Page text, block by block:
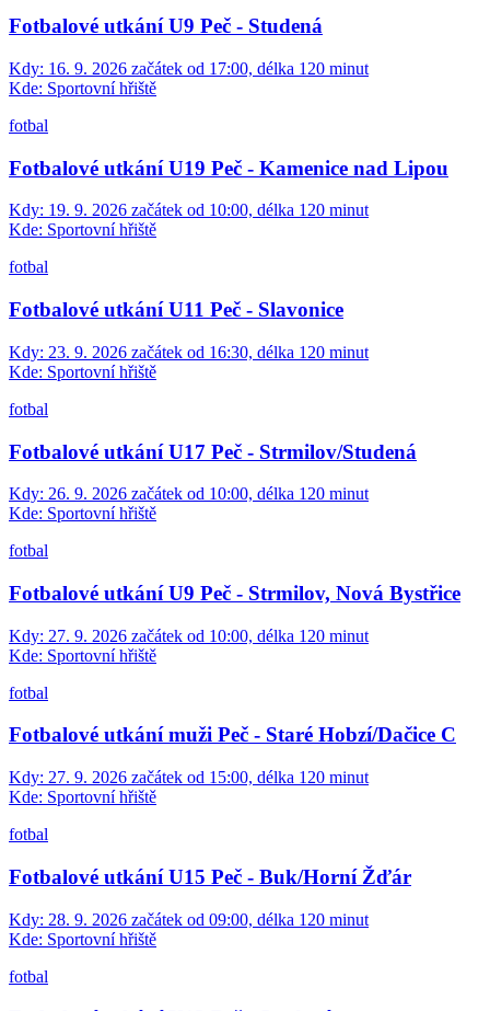
Fotbalové utkání U9 Peč - Studená
Kdy: 16. 9. 2026 začátek od 17:00, délka 120 minut
Kde: Sportovní hřiště
fotbal
Fotbalové utkání U19 Peč - Kamenice nad Lipou
Kdy: 19. 9. 2026 začátek od 10:00, délka 120 minut
Kde: Sportovní hřiště
fotbal
Fotbalové utkání U11 Peč - Slavonice
Kdy: 23. 9. 2026 začátek od 16:30, délka 120 minut
Kde: Sportovní hřiště
fotbal
Fotbalové utkání U17 Peč - Strmilov/Studená
Kdy: 26. 9. 2026 začátek od 10:00, délka 120 minut
Kde: Sportovní hřiště
fotbal
Fotbalové utkání U9 Peč - Strmilov, Nová Bystřice
Kdy: 27. 9. 2026 začátek od 10:00, délka 120 minut
Kde: Sportovní hřiště
fotbal
Fotbalové utkání muži Peč - Staré Hobzí/Dačice C
Kdy: 27. 9. 2026 začátek od 15:00, délka 120 minut
Kde: Sportovní hřiště
fotbal
Fotbalové utkání U15 Peč - Buk/Horní Žďár
Kdy: 28. 9. 2026 začátek od 09:00, délka 120 minut
Kde: Sportovní hřiště
fotbal